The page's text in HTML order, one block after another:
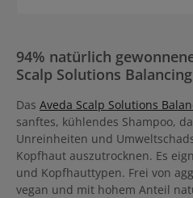
übermäßige Talgproduktion
94% natürlich
Scalp Solutions
Das Aveda Scalp Solutions
sanftes, kühlendes Shampoo,
Unreinheiten und
Kopfhaut auszutrocknen. Es
und Kopfhauttypen. Frei von
vegan und mit hohem Anteil